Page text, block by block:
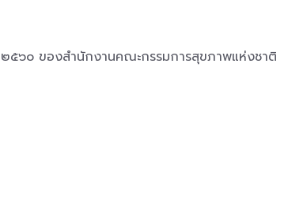
๒๕๖๐ ของสำนักงานคณะกรรมการสุขภาพแห่งชาติ